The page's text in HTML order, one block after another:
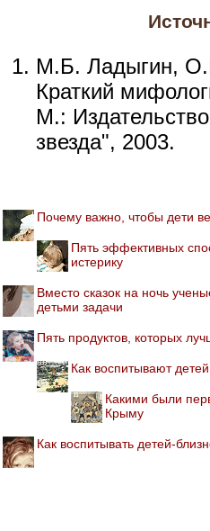
М.Б. Ладыгин,
Краткий
М.:
звезда", 2003.
Почему важно, чтобы дети
Пять эффективных
истерику
Вместо сказок на ночь
детьми задачи
Пять продуктов, которых
Как воспитывают
Какими были
Крыму
Как воспитывать детей-